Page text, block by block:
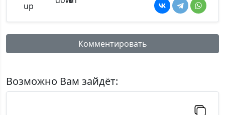
Комментировать
Возможно Вам зайдёт: